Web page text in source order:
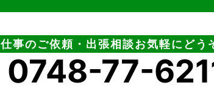
仕事のご依頼・出張相談お気軽にどう
0748-77-